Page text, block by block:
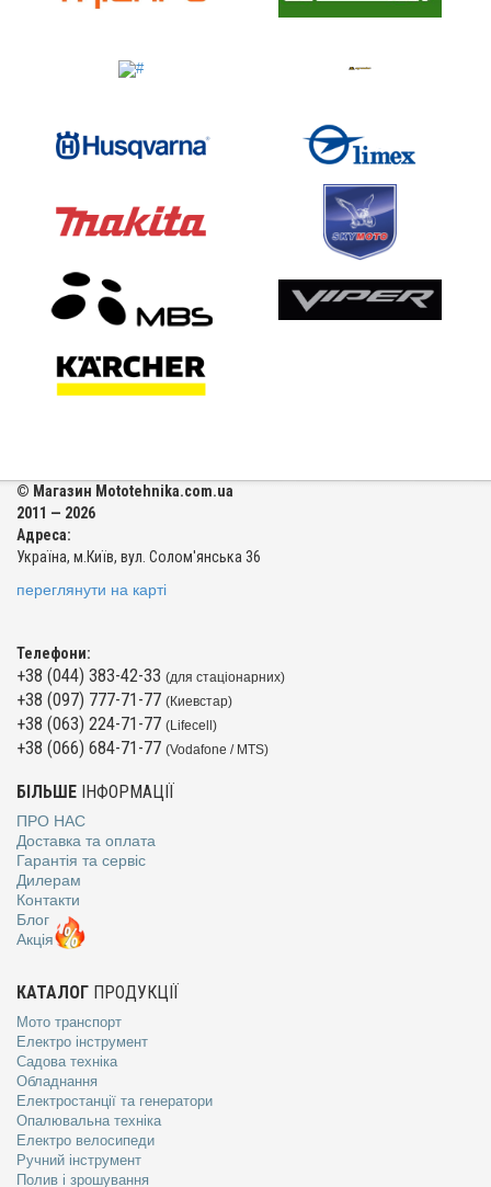
© Магазин Mototehnika.com.ua
2011 — 2026
Адреса:
Україна, м.Київ, вул. Солом'янська 36
переглянути на карті
Телефони:
+38 (044) 383-42-33 (для стаціонарних)
+38 (097) 777-71-77 (Киевстар)
+38 (063) 224-71-77 (Lifecell)
+38 (066) 684-71-77 (Vodafone / MTS)
БІЛЬШЕ ІНФОРМАЦІЇ
ПРО НАС
Доставка та оплата
Гарантія та сервіс
Дилерам
Контакти
Блог
Акція
КАТАЛОГ ПРОДУКЦІЇ
Мото транспорт
Електро інструмент
Садова техніка
Обладнання
Електростанції та генератори
Опалювальна техніка
Електро велосипеди
Ручний інструмент
Полив і зрошування